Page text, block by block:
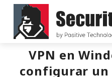
VPN en
configurar un